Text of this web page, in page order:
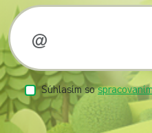
Súhlasím so